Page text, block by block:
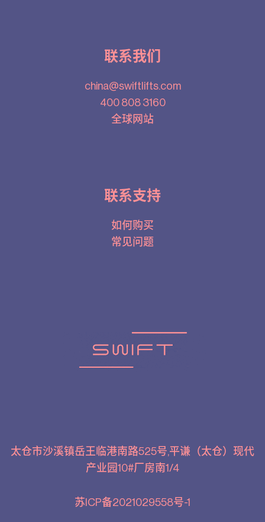
联系我们
china@swiftlifts.com
400 808 3160
全球网站
联系支持
如何购买
常见问题
太仓市沙溪镇岳王临港南路525号,平谦（太仓）现代
产业园10#厂房南1/4
苏ICP备2021029558号-1